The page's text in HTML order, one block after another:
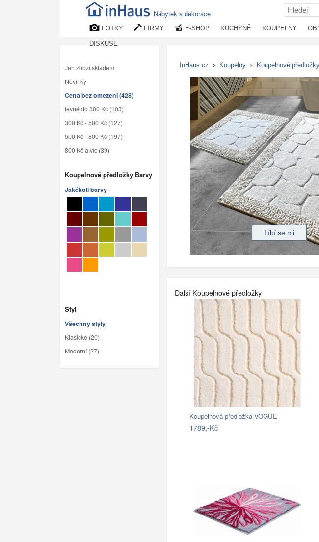
Nábytek a dekorace
FOTKY FIRMY E-SHOP KUCHYNĚ KOUPELNY
DISKUSE
Jen zboží skladem
Novinky
Cena bez omezení (428)
levné do 300 Kč (103)
300 Kč - 500 Kč (127)
500 Kč - 800 Kč (197)
800 Kč a víc (39)
Koupelnové předložky Barvy
Jakékoli barvy
Styl
Všechny styly
Klasické (20)
Moderní (27)
InHaus.cz › Koupelny › Koupelnové předložky
Další Koupelnové předložky
Koupelnová předložka VOGUE
1789,-Kč